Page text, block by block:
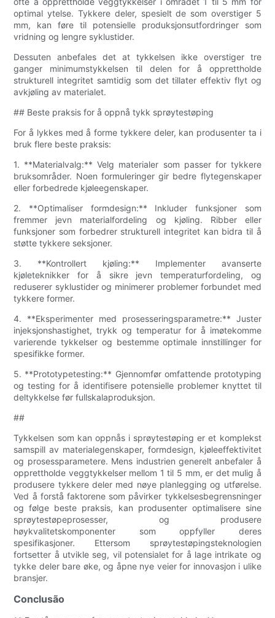
optimal ytelse. Tykkere deler, spesielt de som overstiger 5
mm, kan føre til potensielle produksjonsutfordringer som
vridning og lengre syklustider.
Dessuten anbefales det at tykkelsen ikke overstiger tre
ganger minimumstykkelsen til delen for å opprettholde
strukturell integritet samtidig som det tillater effektiv flyt og
avkjøling av materialet.
## Beste praksis for å oppnå tykk sprøytestøping
For å lykkes med å forme tykkere deler, kan produsenter ta i
bruk flere beste praksis:
1. **Materialvalg:** Velg materialer som passer for tykkere
bruksområder. Noen formuleringer gir bedre flytegenskaper
eller forbedrede kjøleegenskaper.
2. **Optimaliser formdesign:** Inkluder funksjoner som
fremmer jevn materialfordeling og kjøling. Ribber eller
funksjoner som forbedrer strukturell integritet kan bidra til å
støtte tykkere seksjoner.
3. **Kontrollert kjøling:** Implementer avanserte
kjøleteknikker for å sikre jevn temperaturfordeling, og
reduserer syklustider og minimerer problemer forbundet med
tykkere former.
4. **Eksperimenter med prosesseringsparametre:** Juster
injeksjonshastighet, trykk og temperatur for å imøtekomme
varierende tykkelser og bestemme optimale innstillinger for
spesifikke former.
5. **Prototypetesting:** Gjennomfør omfattende prototyping
og testing for å identifisere potensielle problemer knyttet til
deltykkelse før fullskalaproduksjon.
##
Tykkelsen som kan oppnås i sprøytestøping er et komplekst
samspill av materialegenskaper, formdesign, kjøleeffektivitet
og prosessparametere. Mens industrien generelt anbefaler å
opprettholde veggtykkelser mellom 1 til 5 mm, er det mulig å
produsere tykkere deler med nøye planlegging og utførelse.
Ved å forstå faktorene som påvirker tykkelsesbegrensninger
og følge beste praksis, kan produsenter optimalisere sine
sprøytestøpeprosesser, og produsere
høykvalitetskomponenter som oppfyller deres
spesifikasjoner. Ettersom sprøytestøpingsteknologien
fortsetter å utvikle seg, vil potensialet for å lage intrikate og
tykke deler bare øke, og åpne nye veier for innovasjon i ulike
bransjer.
Conclusão